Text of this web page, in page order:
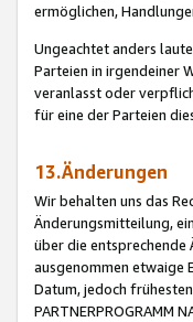
ermöglichen,
Ungeachtet anders
Parteien in irgendeiner
veranlasst oder
für eine der Parteien
13.Änderungen
Wir behalten uns das
Änderungsmitteilung,
über die entsprechende
ausgenommen etwaige
Datum, jedoch
PARTNERPROGRAMM